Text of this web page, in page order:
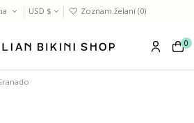
USD $ Zoznam želaní (0)
0